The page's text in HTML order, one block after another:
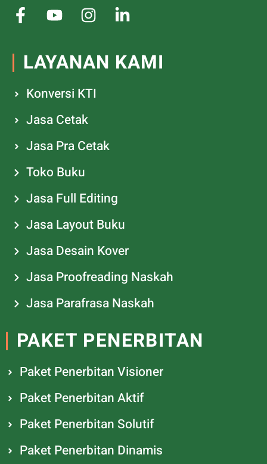
LAYANAN KAMI
Konversi KTI
Jasa Cetak
Jasa Pra Cetak
Toko Buku
Jasa Full Editing
Jasa Layout Buku
Jasa Desain Kover
Jasa Proofreading Naskah
Jasa Parafrasa Naskah
PAKET PENERBITAN
Paket Penerbitan Visioner
Paket Penerbitan Aktif
Paket Penerbitan Solutif
Paket Penerbitan Dinamis